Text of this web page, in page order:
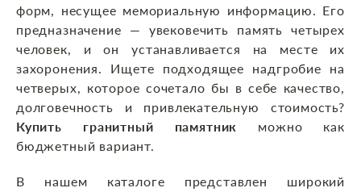
форм, несущее мемориальную информацию. Его
предназначение — увековечить память четырех
человек, и он устанавливается на месте их
захоронения. Ищете подходящее надгробие на
четверых, которое сочетало бы в себе качество,
долговечность и привлекательную стоимость?
Купить гранитный памятник
можно как
бюджетный вариант.
В нашем каталоге представлен широкий